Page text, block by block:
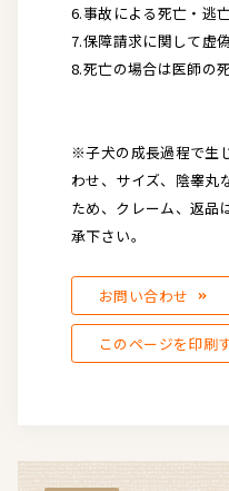
6.事故による死亡・逃
7.保障請求に関して虚
8.死亡の場合は医師の
※子犬の成長過程で生
わせ、サイズ、陰睾丸
ため、クレーム、返品
承下さい。
お問い合わせ
このページを印刷